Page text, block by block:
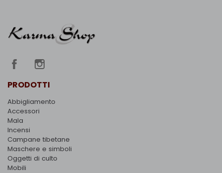
PRODOTTI
Abbigliamento
Accessori
Mala
Incensi
Campane tibetane
Maschere e simboli
Oggetti di culto
Mobili